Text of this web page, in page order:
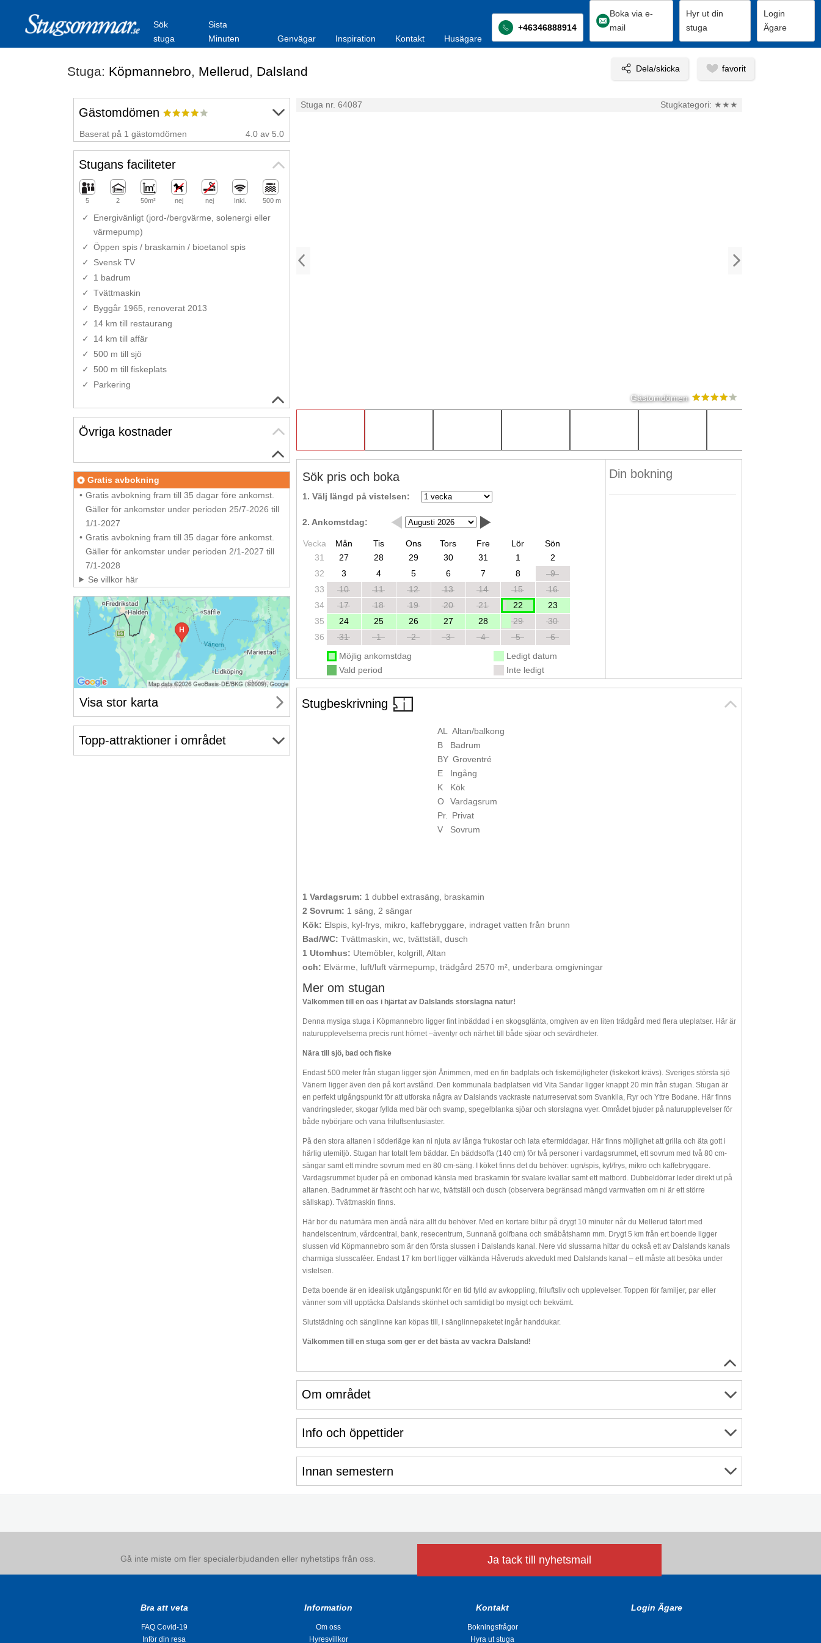
Sök
stuga
Sista
Minuten
Genvägar Inspiration Kontakt Husägare
+46346888914
Boka via e-
mail
Hyr ut din
stuga
Login
Ägare
Stuga: Köpmannebro, Mellerud, Dalsland
Stuga nr. 64087 Stugkategori: ★★★
Gästomdömen
Sök pris och boka
1. Välj längd på vistelsen:
2. Ankomstdag:
Vecka Mån Tis Ons Tors Fre Lör
Sön
31
27 28 29 30 31 1
2
32
3 4 5 6 7 8
9
33
10 11 12 13 14 15
16
34
17 18 19 20 21 22
23
35
24 25 26 27 28 29
30
36
31 1 2 3 4 5
6
Möjlig ankomstdag
Vald period
Ledigt datum
Inte ledigt
Din bokning
Stugbeskrivning
AL
Altan/balkong
B
Badrum
BY Groventré
E
Ingång
K
Kök
O
Vardagsrum
Pr.
Privat
V
Sovrum
1 Vardagsrum: 1 dubbel extrasäng, braskamin
2 Sovrum: 1 säng, 2 sängar
Kök: Elspis, kyl-frys, mikro, kaffebryggare, indraget vatten från brunn
Bad/WC: Tvättmaskin, wc, tvättställ, dusch
1 Utomhus: Utemöbler, kolgrill, Altan
och: Elvärme, luft/luft värmepump, trädgård 2570 m², underbara omgivningar
Mer om stugan
Välkommen till en oas i hjärtat av Dalslands storslagna natur!
Denna mysiga stuga i Köpmannebro ligger fint inbäddad i en skogsglänta, omgiven av en liten trädgård med flera uteplatser. Här är
naturupplevelserna precis runt hörnet –äventyr och närhet till både sjöar och sevärdheter.
Nära till sjö, bad och fiske
Endast 500 meter från stugan ligger sjön Ånimmen, med en fin badplats och fiskemöjligheter (fiskekort krävs). Sveriges största sjö
Vänern ligger även den på kort avstånd. Den kommunala badplatsen vid Vita Sandar ligger knappt 20 min från stugan. Stugan är
en perfekt utgångspunkt för att utforska några av Dalslands vackraste naturreservat som Svankila, Ryr och Yttre Bodane. Här finns
vandringsleder, skogar fyllda med bär och svamp, spegelblanka sjöar och storslagna vyer. Området bjuder på naturupplevelser för
både nybörjare och vana friluftsentusiaster.
På den stora altanen i söderläge kan ni njuta av långa frukostar och lata eftermiddagar. Här finns möjlighet att grilla och äta gott i
härlig utemiljö. Stugan har totalt fem bäddar. En bäddsoffa (140 cm) för två personer i vardagsrummet, ett sovrum med två 80 cm-
sängar samt ett mindre sovrum med en 80 cm-säng. I köket finns det du behöver: ugn/spis, kyl/frys, mikro och kaffebryggare.
Vardagsrummet bjuder på en ombonad känsla med braskamin för svalare kvällar samt ett matbord. Dubbeldörrar leder direkt ut på
altanen. Badrummet är fräscht och har wc, tvättställ och dusch (observera begränsad mängd varmvatten om ni är ett större
sällskap). Tvättmaskin finns.
Här bor du naturnära men ändå nära allt du behöver. Med en kortare biltur på drygt 10 minuter når du Mellerud tätort med
handelscentrum, vårdcentral, bank, resecentrum, Sunnanå golfbana och småbåtshamn mm. Drygt 5 km från ert boende ligger
slussen vid Köpmannebro som är den första slussen i Dalslands kanal. Nere vid slussarna hittar du också ett av Dalslands kanals
charmiga slusscaféer. Endast 17 km bort ligger välkända Håveruds akvedukt med Dalslands kanal – ett måste att besöka under
vistelsen.
Detta boende är en idealisk utgångspunkt för en tid fylld av avkoppling, friluftsliv och upplevelser. Toppen för familjer, par eller
vänner som vill upptäcka Dalslands skönhet och samtidigt bo mysigt och bekvämt.
Slutstädning och sänglinne kan köpas till, i sänglinnepaketet ingår handdukar.
Välkommen till en stuga som ger er det bästa av vackra Dalsland!
Om området
Info och öppettider
Innan semestern
Gästomdömen
Baserat på 1 gästomdömen 4.0 av 5.0
Stugans faciliteter
5 2 50m² nej nej Inkl. 500 m
Energivänligt (jord-/bergvärme, solenergi eller
värmepump)
Öppen spis / braskamin / bioetanol spis
Svensk TV
1 badrum
Tvättmaskin
Byggår 1965, renoverat 2013
14 km till restaurang
14 km till affär
500 m till sjö
500 m till fiskeplats
Parkering
Övriga kostnader
Gratis avbokning
Gratis avbokning fram till 35 dagar före ankomst.
Gäller för ankomster under perioden 25/7-2026 till
1/1-2027
Gratis avbokning fram till 35 dagar före ankomst.
Gäller för ankomster under perioden 2/1-2027 till
7/1-2028
Se villkor här
Visa stor karta
Topp-attraktioner i området
Gå inte miste om fler specialerbjudanden eller nyhetstips från oss. Ja tack till nyhetsmail
Bra att veta
FAQ Covid-19
Inför din resa
Information
Om oss
Hyresvillkor
Kontakt
Bokningsfrågor
Hyra ut stuga
Login Ägare